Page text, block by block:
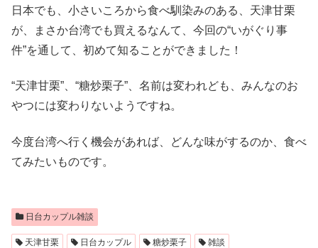
日本でも、小さいころから食べ馴染みのある、天津甘栗
が、まさか台湾でも買えるなんて、今回の“いがぐり事
件”を通して、初めて知ることができました！
“天津甘栗”、“糖炒栗子”、名前は変われども、みんなのお
やつには変わりないようですね。
今度台湾へ行く機会があれば、どんな味がするのか、食べ
てみたいものです。
日台カップル雑談
天津甘栗 日台カップル 糖炒栗子 雑談